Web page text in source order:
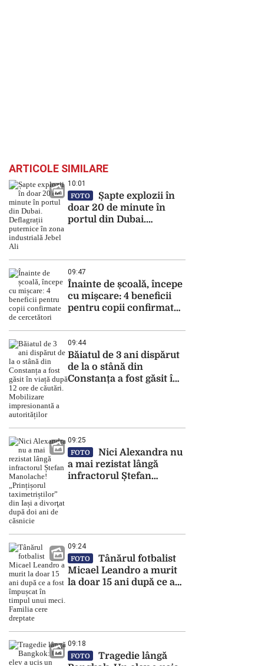
ARTICOLE SIMILARE
10:01
FOTO
Șapte explozii în
doar 20 de minute în
portul din Dubai.
09:47
Înainte de școală, începe
cu mișcare: 4 beneficii
pentru copii confirmate
09:44
Băiatul de 3 ani dispărut
de la o stână din
Constanța a fost găsit în
autorităților
09:25
FOTO
Nici Alexandra nu
a mai rezistat lângă
infractorul Ștefan
09:24
FOTO
Tânărul fotbalist
Micael Leandro a murit
la doar 15 ani după ce a
09:18
FOTO
Tragedie lângă